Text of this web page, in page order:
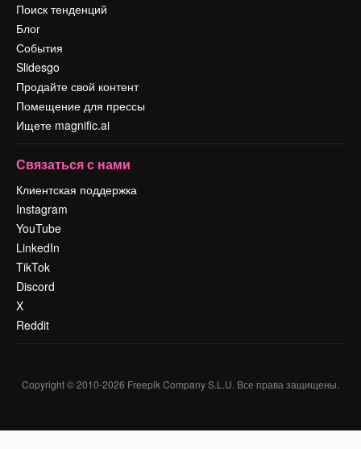
Поиск тенденций
Блог
События
Slidesgo
Продайте свой контент
Помещение для прессы
Ищете magnific.ai
Связаться с нами
Клиентская поддержка
Instagram
YouTube
LinkedIn
TikTok
Discord
X
Reddit
Copyright © 2010-2026 Freepik Company S.L.U. Все права защищены.